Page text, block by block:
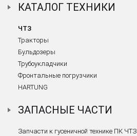
КАТАЛОГ ТЕХНИКИ
ЧТЗ
Тракторы
Бульдозеры
Трубоукладчики
Фронтальные погрузчики
HARTUNG
ЗАПАСНЫЕ ЧАСТИ
Запчасти к гусеничной технике ПК ЧТЗ